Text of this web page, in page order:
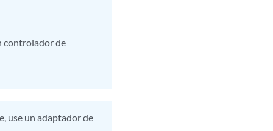
controlador de
use un adaptador de